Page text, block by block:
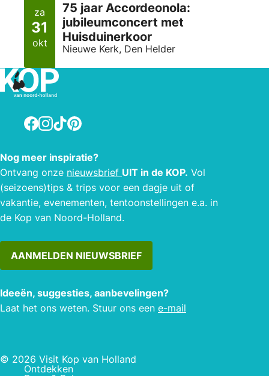
za
31
okt
75 jaar Accordeonola:
jubileumconcert met
Huisduinerkoor
Nieuwe Kerk, Den Helder
Facebook
Instagram
TikTokPinterest
Nog meer inspiratie?
Ontvang onze nieuwsbrief UIT in de KOP. Vol
(seizoens)tips & trips voor een dagje uit of
vakantie, evenementen, tentoonstellingen e.a. in
de Kop van Noord-Holland.
AANMELDEN NIEUWSBRIEF
Ideeën, suggesties, aanbevelingen?
Laat het ons weten. Stuur ons een e-mail
© 2026 Visit Kop van Holland
Ontdekken